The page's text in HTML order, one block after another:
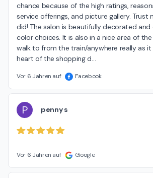
chance because of the high ratings,
service offerings, and picture gallery. Trust
did! The salon is beautifully decorated
color choices. It is also in a nice area of
walk to from the train/anywhere really as it
heart of the shopping d…
Vor 6 Jahren auf Facebook
P penny s
Vor 6 Jahren auf Google